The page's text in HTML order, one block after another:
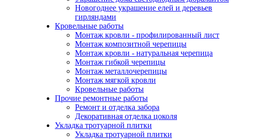
Новогоднее украшение елей и деревьев
гирляндами
Кровельные работы
Монтаж кровли - профилированный лист
Монтаж композитной черепицы
Монтаж кровли - натуральная черепица
Монтаж гибкой черепицы
Монтаж металлочерепицы
Монтаж мягкой кровли
Кровельные работы
Прочие ремонтные работы
Ремонт и отделка забора
Декоративная отделка цоколя
Укладка тротуарной плитки
Укладка тротуарной плитки